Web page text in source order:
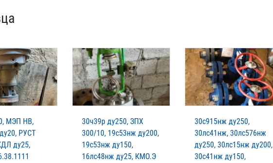
МЭП НВ,
РУСТ
ду25,
30ч39р ду250, ЗПХ
300/10, 19с53нж ду200,
19с53нж ду150,
16лс48нж ду25, КМО.Э
30с915нж ду250,
30лс41нж, 30лс576нж
ду250, 30лс15нж ду200,
30с41нж ду150,